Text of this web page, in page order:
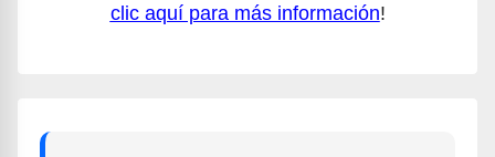
clic aquí para más información!